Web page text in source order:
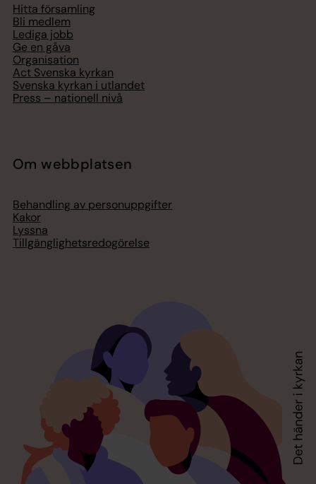
Hitta församling
Bli medlem
Lediga jobb
Ge en gåva
Organisation
Act Svenska kyrkan
Svenska kyrkan i utlandet
Press – nationell nivå
Om webbplatsen
Behandling av personuppgifter
Kakor
Lyssna
Tillgänglighetsredogörelse